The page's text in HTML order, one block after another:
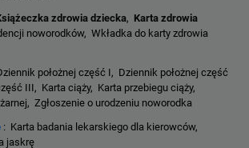
zdrowia dziecka, Karta zdrowia
noworodków, Wkładka do karty zdrowia
położnej część I, Dziennik położnej część
III, Karta ciąży, Karta przebiegu ciąży,
Zgłoszenie o urodzeniu noworodka
: Karta badania lekarskiego dla kierowców,
jaskrę